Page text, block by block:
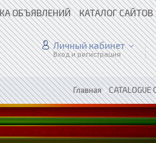
ОБЪЯВЛЕНИЙ КАТАЛОГ САЙТОВ
Личный кабинет
Вход и регистрация
Главная»CATALOGUE